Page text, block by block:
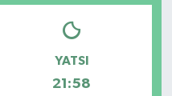
YATSI
21:58